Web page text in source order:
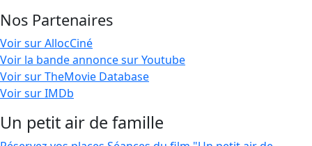
Nos Partenaires
Voir sur AllocCiné
Voir la bande annonce sur Youtube
Voir sur TheMovie Database
Voir sur IMDb
Un petit air de famille